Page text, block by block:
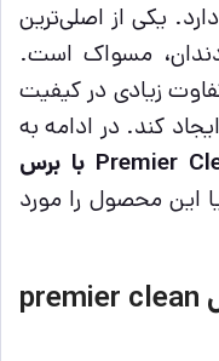
یکی از اصلی‌ترین
مسواک است.
زیادی در کیفیت
کند. در ادامه به
مسواک کلگیت مدل Premier Clean با برس
این محصول را مورد
ویژگی مسواک کلگیت مدل premier clean